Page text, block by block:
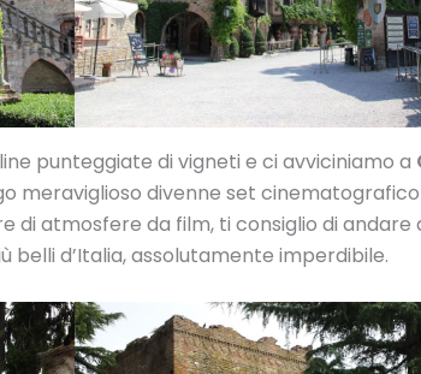
punteggiate di vigneti e ci avviciniamo a
meraviglioso divenne set
di atmosfere da film, ti consiglio di andare
belli d’Italia, assolutamente imperdibile.